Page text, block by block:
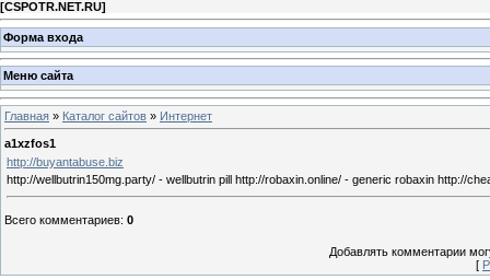
[CSPOTR.NET.RU]
Форма входа
Меню сайта
Главная » Каталог сайтов » Интернет
a1xzfos1
http://buyantabuse.biz
http://wellbutrin150mg.party/ - wellbutrin pill http://robaxin.online/ - generic robaxin http://
Всего комментариев: 0
Добавлять комментарии
[